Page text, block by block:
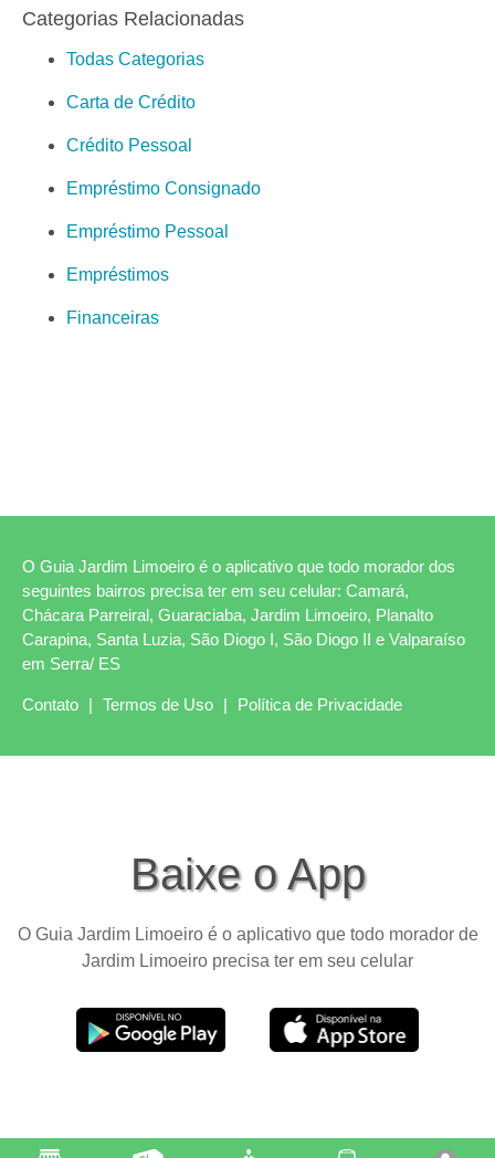
Categorias Relacionadas
Todas Categorias
Carta de Crédito
Crédito Pessoal
Empréstimo Consignado
Empréstimo Pessoal
Empréstimos
Financeiras
O Guia Jardim Limoeiro é o aplicativo que todo morador dos
seguintes bairros precisa ter em seu celular: Camará,
Chácara Parreiral, Guaraciaba, Jardim Limoeiro, Planalto
Carapina, Santa Luzia, São Diogo I, São Diogo II e Valparaíso
em Serra/ ES
Contato | Termos de Uso | Política de Privacidade
Baixe o App
O Guia Jardim Limoeiro é o aplicativo que todo morador de
Jardim Limoeiro precisa ter em seu celular